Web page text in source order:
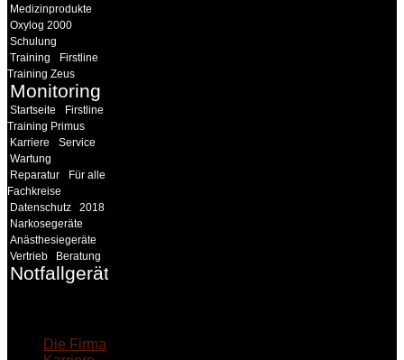
Medizinprodukte
Oxylog 2000
Schulung
Training
Firstline
Training Zeus
Monitoring
Startseite
Firstline
Training Primus
Karriere
Service
Wartung
Reparatur
Für alle
Fachkreise
Datenschutz
2018
Narkosegeräte
Anästhesiegeräte
Vertrieb
Beratung
Notfallgeräte
Die Firma